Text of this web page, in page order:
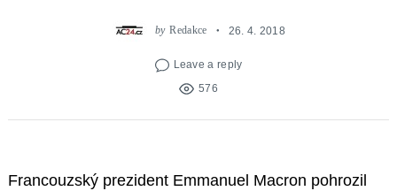
by Redakce 26. 4. 2018
Leave a reply
576
Francouzský prezident Emmanuel Macron pohrozil